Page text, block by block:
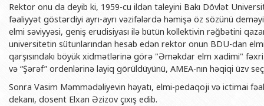
Mədəniyyət-yaradıcılıq Mərkəzi
İdman-sağlamlıq Mərkəzi
BDU-nun Nəşr Evi
Jurnalistika fakültəsi
İnformasiya və
Şərqşünasliq
Sosial elmlər və
Rektor onu da deyib ki, 1959-cu ildən taleyini Bakı Dövlət
fəaliyyət göstərdiyi ayrı-ayrı vəzifələrdə həmişə öz sözünü
elmi səviyyəsi, geniş erudisiyası ilə bütün kollektivin rəğbətini
universitetin sütunlarından hesab edən rektor onun BDU-dan
qarşısındakı böyük xidmətlərinə görə "Əməkdar elm xadimi"
və “Şərəf” ordenlərinə layiq görüldüyünü, AMEA-nın həqiqi üzv
Sonra Vasim Məmmədəliyevin həyatı, elmi-pedaqoji və ictimai
dekanı, dosent Elxan Əzizov çıxış edib.